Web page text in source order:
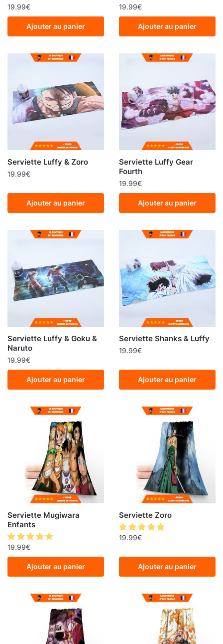
19.99€
Ajouter au panier
19.99€
Ajouter au panier
Serviette Luffy & Zoro
19.99€
Ajouter au panier
Serviette Luffy Gear
Fourth
19.99€
Ajouter au panier
Serviette Luffy & Goku &
Naruto
19.99€
Ajouter au panier
Serviette Shanks & Luffy
19.99€
Ajouter au panier
Serviette Mugiwara
Enfants
19.99€
Ajouter au panier
Serviette Zoro
19.99€
Ajouter au panier